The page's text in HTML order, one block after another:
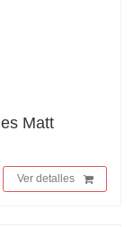
Matt
Ver detalles